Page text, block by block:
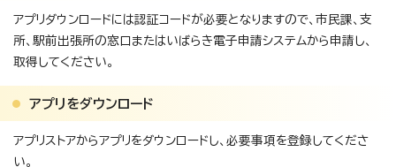
アプリダウンロードには認証コードが必要となりますので、市民課、支
所、駅前出張所の窓口またはいばらき電子申請システムから申請し、
取得してください。
アプリをダウンロード
アプリストアからアプリをダウンロードし、必要事項を登録してくださ
い。